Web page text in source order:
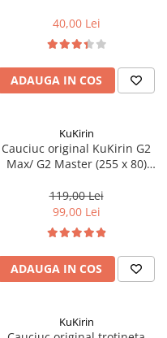
40,00 Lei
ADAUGA IN COS
KuKirin
Cauciuc original KuKirin G2
Max/ G2 Master (255 x 80)
119,00 Lei
99,00 Lei
ADAUGA IN COS
KuKirin